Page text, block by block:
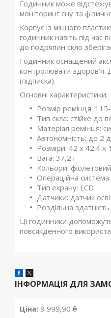
Годинник може
моніторинг сну та
Корпус із міцного
годинник навіть під час
до подряпин скло
Годинник оснащений
контролювати здоров'я.
(підписка).
Основні характеристики:
Розмір ремінця:
Тип скла: стійке до
Матеріал ремінця:
Автономність: до 2
Розміри: 42 х 42.4 х
Вага: 37,2 г
Кольори:
Операційна
Тип екрану: LCD
Датчики: датчик
Роздільна
Ці годинники
повсякденного
ІНФОРМАЦІЯ ДЛЯ
Ціна: 9 999,90 ₴